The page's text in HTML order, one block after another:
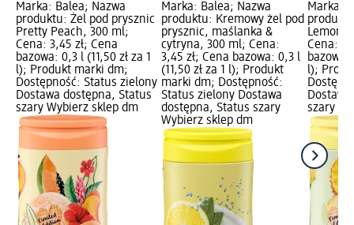
Marka: Balea; Nazwa
produktu: Żel pod prysznic
Pretty Peach, 300 ml;
Cena: 3,45 zł; Cena
bazowa: 0,3 l (11,50 zł za 1
l); Produkt marki dm;
Dostępność: Status zielony
Dostawa dostępna, Status
szary Wybierz sklep dm
Marka: Balea; Nazwa
produktu: Kremowy żel pod
prysznic, maślanka &
cytryna, 300 ml; Cena:
3,45 zł; Cena bazowa: 0,3 l
(11,50 zł za 1 l); Produkt
marki dm; Dostępność:
Status zielony Dostawa
dostępna, Status szary
Wybierz sklep dm
Marka:
Lemon
Cena:
bazowa:
l);
szary